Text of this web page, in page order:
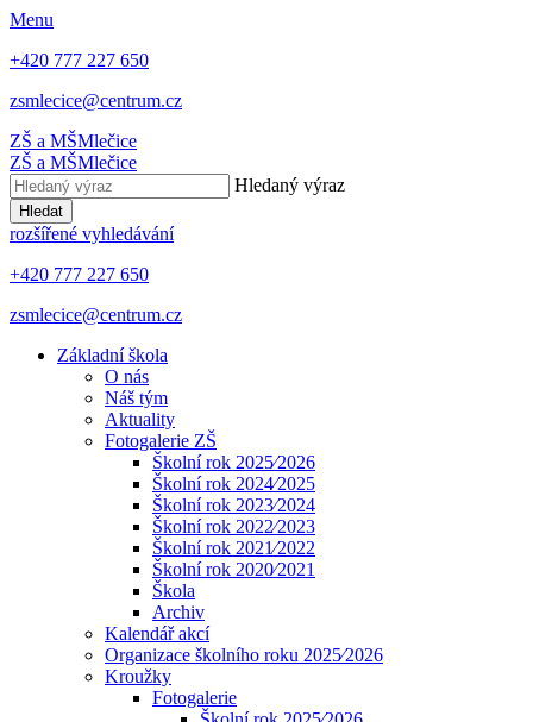
Menu
+420 777 227 650
zsmlecice@centrum.cz
ZŠ a MŠMlečice
ZŠ a MŠMlečice
Hledaný výraz
Hledat
rozšířené vyhledávání
+420 777 227 650
zsmlecice@centrum.cz
Základní škola
O nás
Náš tým
Aktuality
Fotogalerie ZŠ
Školní rok 2025⁄2026
Školní rok 2024⁄2025
Školní rok 2023⁄2024
Školní rok 2022⁄2023
Školní rok 2021⁄2022
Školní rok 2020⁄2021
Škola
Archiv
Kalendář akcí
Organizace školního roku 2025⁄2026
Kroužky
Fotogalerie